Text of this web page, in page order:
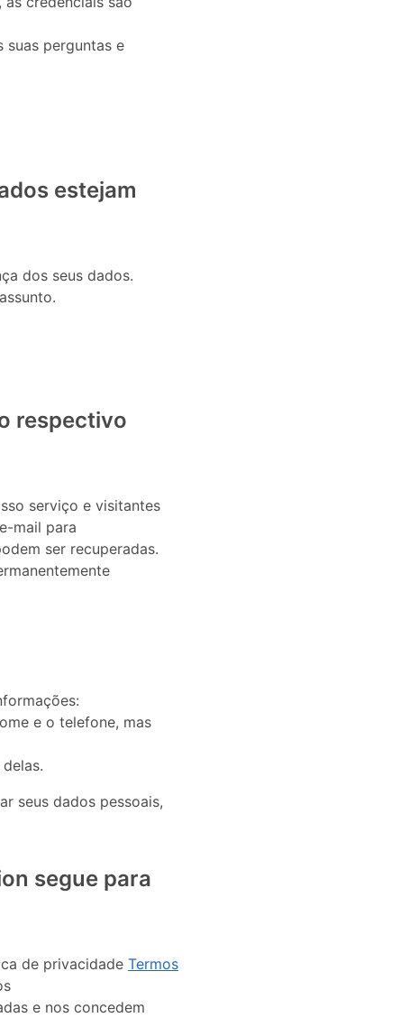
suas perguntas e
estejam
dos seus dados.
respectivo
serviço e visitantes
mail para
ser recuperadas.
e o telefone, mas
seus dados pessoais,
segue para
de privacidade Termos
e nos concedem